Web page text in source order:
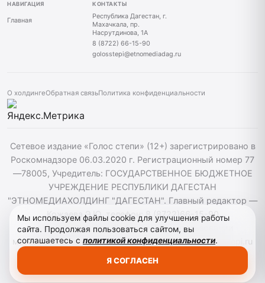
НАВИГАЦИЯ
Главная
КОНТАКТЫ
Республика Дагестан, г.
Махачкала, пр.
Насрутдинова, 1А
8 (8722) 66-15-90
golosstepi@etnomediadag.ru
О холдингеОбратная связьПолитика конфиденциальности
Сетевое издание «Голос степи» (12+) зарегистрировано в
Роскомнадзоре 06.03.2020 г. Регистрационный номер 77
—78005, Учредитель: ГОСУДАРСТВЕННОЕ БЮДЖЕТНОЕ
УЧРЕЖДЕНИЕ РЕСПУБЛИКИ ДАГЕСТАН
"ЭТНОМЕДИАХОЛДИНГ "ДАГЕСТАН". Главный редактор —
Кожаева Э.Ю. телефон: 8 (8722)66-15-90
golosstepi@etnomediadag.ru При использовании
материалов сайта активная гиперссылка на golosstepi.ru
Мы используем файлы cookie для улучшения работы
сайта. Продолжая пользоваться сайтом, вы
соглашаетесь с политикой конфиденциальности.
Я СОГЛАСЕН